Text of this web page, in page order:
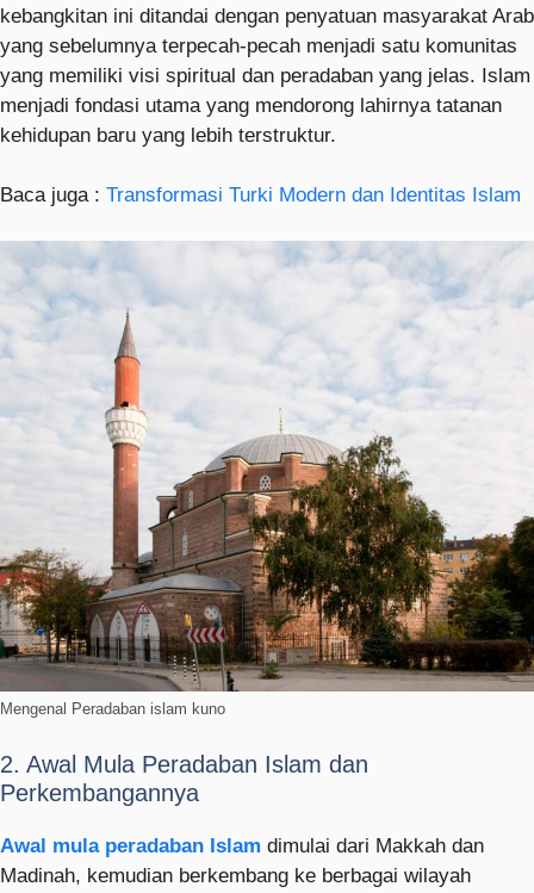
kebangkitan ini ditandai dengan penyatuan masyarakat Arab
yang sebelumnya terpecah-pecah menjadi satu komunitas
yang memiliki visi spiritual dan peradaban yang jelas. Islam
menjadi fondasi utama yang mendorong lahirnya tatanan
kehidupan baru yang lebih terstruktur.
Baca juga : Transformasi Turki Modern dan Identitas Islam
Mengenal Peradaban islam kuno
2. Awal Mula Peradaban Islam dan
Perkembangannya
Awal mula peradaban Islam dimulai dari Makkah dan
Madinah, kemudian berkembang ke berbagai wilayah